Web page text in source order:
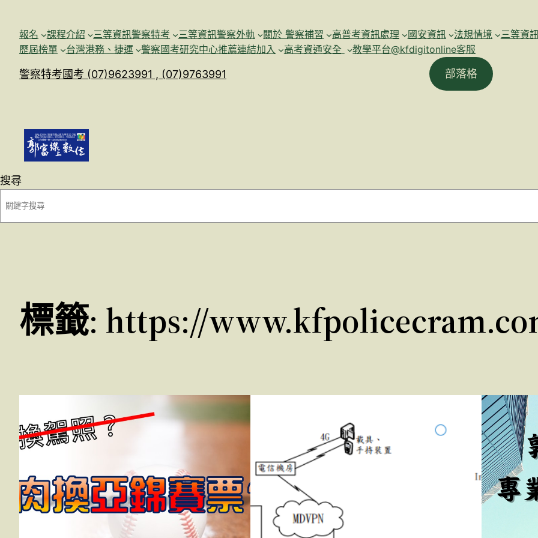
報名 課程介紹 三等資訊警察特考 三等資訊警察外軌 關於 警察補習 高普考資訊處理 國安資訊 法規情境
三等資
歷屆榜單
台灣港務、捷運 警察國考研究中心推薦連結加入 高考資通安全 教學平台@kfdigitonline客服
警察特考國考 (07)9623991 , (07)9763991 部落格
搜尋
標籤: https://